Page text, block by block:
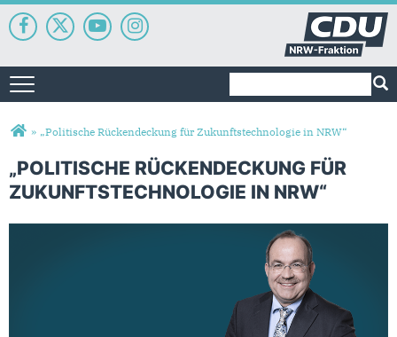
Toggle navigation
Sie sind hier
» „Politische Rückendeckung für Zukunftstechnologie in NRW“
„POLITISCHE RÜCKENDECKUNG FÜR
ZUKUNFTSTECHNOLOGIE IN NRW“